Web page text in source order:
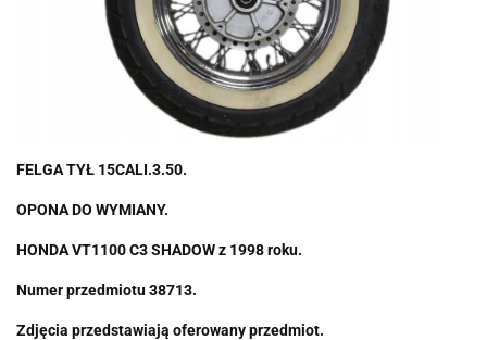
FELGA TYŁ 15CALI.3.50.
OPONA DO WYMIANY.
HONDA VT1100 C3 SHADOW z 1998 roku.
Numer przedmiotu 38713.
Zdjęcia przedstawiają oferowany przedmiot.